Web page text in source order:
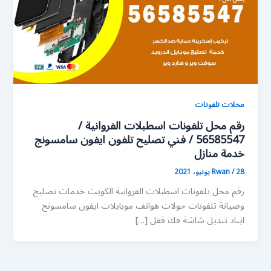
محلات تلفونات
رقم محل تلفونات اسطبلات الفروانية /
56585547 / فني تصليح تلفون ايفون سامسونج
خدمة منازل
Rwan/28 يونيو، 2021
رقم محل تلفونات اسطبلات الفروانية الكويت خدمات تصليح
وصيانة تلفونات جولات هواتف موبايلات ايفون سامسونج
ايباد تبديل شاشة فك قفل […]